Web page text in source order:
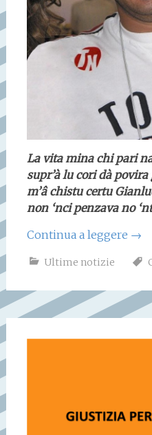
La vita mina chi pari
supr’à lu cori dà povira
m’â chistu certu
non ‘nci penzava no
Continua a leggere →
Ultime notizie